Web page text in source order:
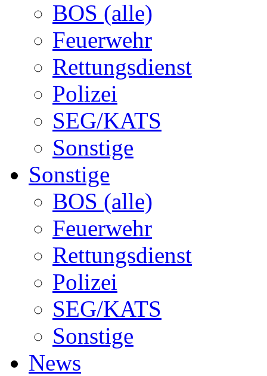
BOS (alle)
Feuerwehr
Rettungsdienst
Polizei
SEG/KATS
Sonstige
Sonstige
BOS (alle)
Feuerwehr
Rettungsdienst
Polizei
SEG/KATS
Sonstige
News